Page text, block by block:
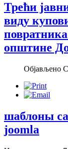
Трећи
виду
општине
Објављено
шаблоны
joomla